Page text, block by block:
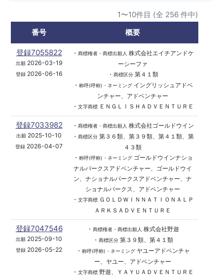
1〜10件目 (全 256 件中)
番号
概要
登録7055822
出願2026-03-19
登録2026-06-16
・ 商標権者・商標出願人 株式会社エイチアンドケ
ーシーファ
・ 商標区分第４１類
・ 称呼(呼称)・ネーミングイングリッシュアドベ
ンチャー、アドベンチャー
・ 文字商標ＥＮＧＬＩＳＨＡＤＶＥＮＴＵＲＥ
登録7033982
出願 2025-10-10
登録 2026-04-07
・ 商標権者・商標出願人 株式会社ゴールドウイン
・ 商標区分第３６類、第３９類、第４１類、第
４３類
・ 称呼(呼称)・ネーミングゴールドウインナショ
ナルパークスアドベンチャー、ゴールドウイ
ン、ナショナルパークスアドベンチャー、ナ
ショナルパークス、アドベンチャー
・ 文字商標ＧＯＬＤＷＩＮＮＡＴＩＯＮＡＬＰ
ＡＲＫＳＡＤＶＥＮＴＵＲＥ
登録7047546
出願 2025-09-10
登録 2026-05-22
・ 商標権者・商標出願人 株式会社野遊
・ 商標区分第３９類、第４１類
・ 称呼(呼称)・ネーミングヤユーアドベンチャ
ー、ヤユー、アドベンチャー
・ 文字商標野遊、ＹＡＹＵＡＤＶＥＮＴＵＲＥ